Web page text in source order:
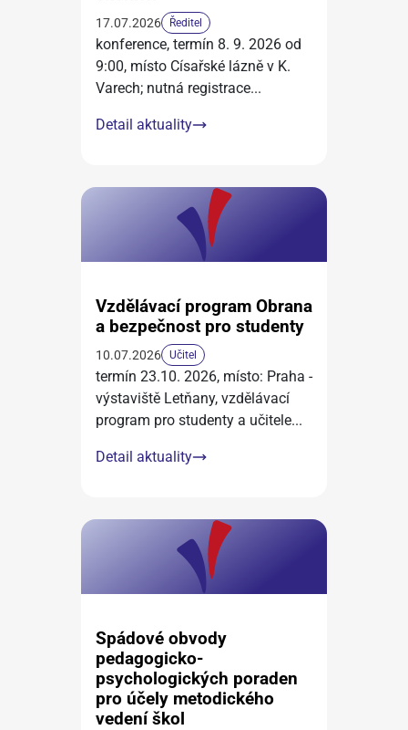
17.07.2026 Ředitel
konference, termín 8. 9. 2026 od
9:00, místo Císařské lázně v K.
Varech; nutná registrace...
Detail aktuality
Vzdělávací program Obrana
a bezpečnost pro studenty
10.07.2026 Učitel
termín 23.10. 2026, místo: Praha -
výstaviště Letňany, vzdělávací
program pro studenty a učitele...
Detail aktuality
Spádové obvody
pedagogicko-
psychologických poraden
pro účely metodického
vedení škol